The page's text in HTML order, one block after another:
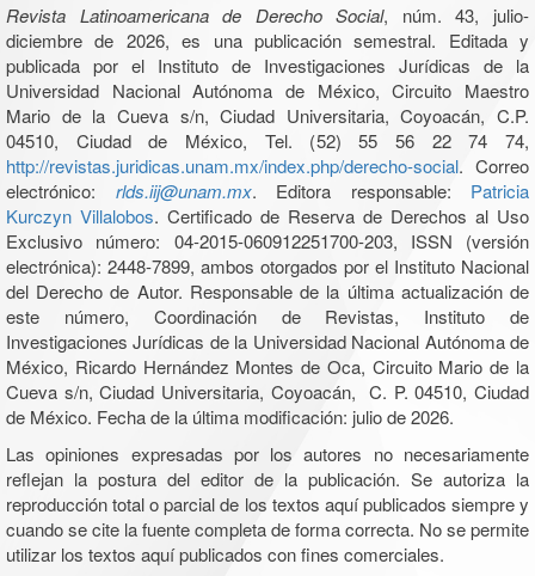
Revista Latinoamericana de Derecho Social, núm. 43, julio-
diciembre de 2026, es una publicación semestral. Editada y
publicada por el Instituto de Investigaciones Jurídicas de la
Universidad Nacional Autónoma de México, Circuito Maestro
Mario de la Cueva s/n, Ciudad Universitaria, Coyoacán, C.P.
04510, Ciudad de México, Tel. (52) 55 56 22 74 74,
http://revistas.juridicas.unam.mx/index.php/derecho-social. Correo
electrónico: rlds.iij@unam.mx. Editora responsable: Patricia
Kurczyn Villalobos. Certificado de Reserva de Derechos al Uso
Exclusivo número: 04-2015-060912251700-203, ISSN (versión
electrónica): 2448-7899, ambos otorgados por el Instituto Nacional
del Derecho de Autor. Responsable de la última actualización de
este número, Coordinación de Revistas, Instituto de
Investigaciones Jurídicas de la Universidad Nacional Autónoma de
México, Ricardo Hernández Montes de Oca, Circuito Mario de la
Cueva s/n, Ciudad Universitaria, Coyoacán, C. P. 04510, Ciudad
de México. Fecha de la última modificación: julio de 2026.
Las opiniones expresadas por los autores no necesariamente
reflejan la postura del editor de la publicación. Se autoriza la
reproducción total o parcial de los textos aquí publicados siempre y
cuando se cite la fuente completa de forma correcta. No se permite
utilizar los textos aquí publicados con fines comerciales.